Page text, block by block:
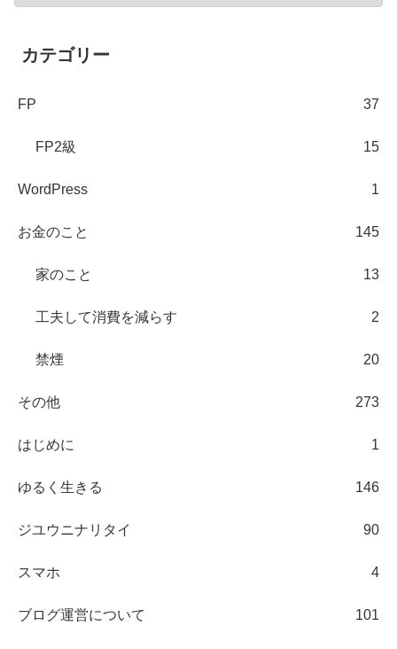
カテゴリー
FP 37
FP2級 15
WordPress 1
お金のこと 145
家のこと 13
工夫して消費を減らす 2
禁煙 20
その他 273
はじめに 1
ゆるく生きる 146
ジユウニナリタイ 90
スマホ 4
ブログ運営について 101